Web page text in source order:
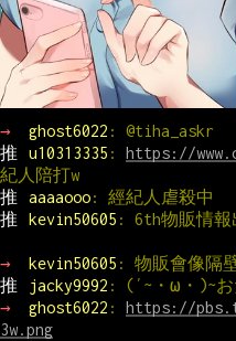
→ ghost6022 : @tiha_askr
推
u10313335 : https://
紀人陪打w
推
aaaaooo: 經紀人虐殺中
推
kevin50605 : 6th物販情報
→ kevin50605 : 物販會像隔
推
jacky9992 : (′~・ω・)~
→
ghost6022 : https://
3w.png